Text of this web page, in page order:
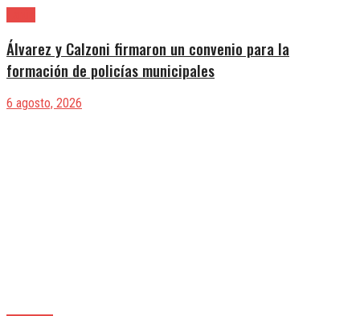
Álvarez y Calzoni firmaron un convenio para la
formación de policías municipales
6 agosto, 2026